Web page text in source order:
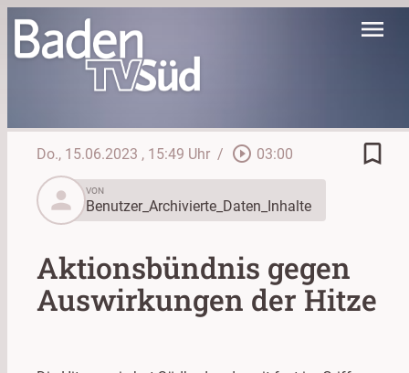
menu
Do., 15.06.2023 , 15:49 Uhr / play_circle_outline 03:00
bookmark_border
person
VON
Benutzer_Archivierte_Daten_Inhalte
Aktionsbündnis gegen
Auswirkungen der Hitze